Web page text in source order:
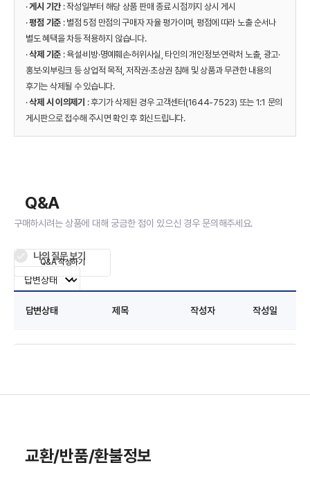
·게시 기간: 작성일부터 해당 상품 판매 종료 시점까지 상시 게시
·평점 기준 : 별점 5점 만점의 구매자 자율 평가이며, 평점에 따라 노출 순서나
별도 혜택을 차등 적용하지 않습니다.
·삭제 기준 : 욕설·비방·명예훼손·허위사실, 타인의 개인정보·연락처 노출, 광고·
홍보·외부링크 등 상업적 목적, 저작권·초상권 침해 및 상품과 무관한 내용의
후기는 삭제될 수 있습니다.
·삭제 시 이의제기 : 후기가 삭제된 경우 고객센터(1644-7523) 또는 1:1 문의
게시판으로 접수해 주시면 확인 후 회신드립니다.
Q&A
구매하시려는 상품에 대해 궁금한 점이 있으신 경우 문의해주세요.
나의 질문 보기
답변상태 제목 작성자 작성일
Q&A 작성하기
교환/반품/환불정보